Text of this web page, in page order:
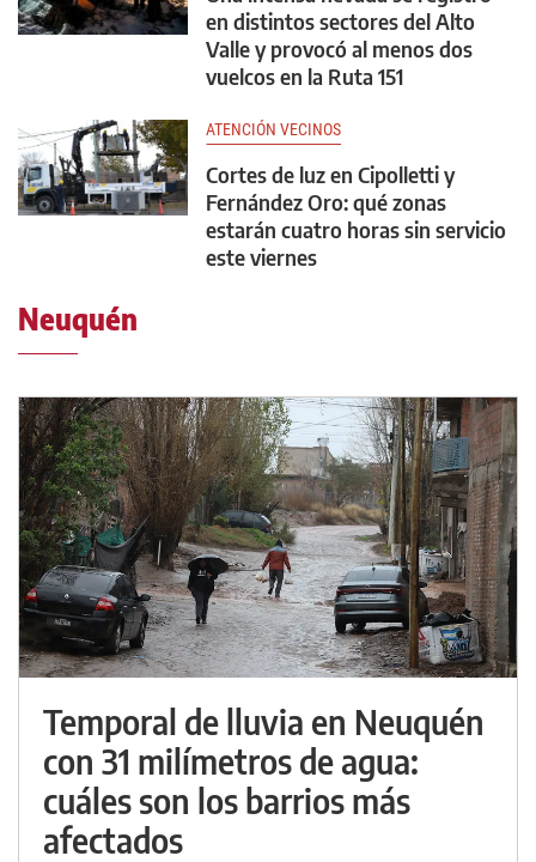
en distintos sectores del Alto
Valle y provocó al menos dos
vuelcos en la Ruta 151
ATENCIÓN VECINOS
Cortes de luz en Cipolletti y
Fernández Oro: qué zonas
estarán cuatro horas sin servicio
este viernes
Neuquén
Temporal de lluvia en Neuquén
con 31 milímetros de agua:
cuáles son los barrios más
afectados